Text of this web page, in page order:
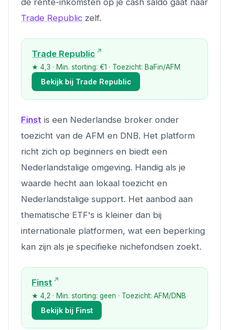
Trade Republic zelf.
Trade Republic
★ 4,3 · Min. storting: €1 · Toezicht: BaFin/AFM
Bekijk bij Trade Republic
Finst is een Nederlandse broker onder
toezicht van de AFM en DNB. Het platform
richt zich op beginners en biedt een
Nederlandstalige omgeving. Handig als je
waarde hecht aan lokaal toezicht en
Nederlandstalige support. Het aanbod aan
thematische ETF's is kleiner dan bij
internationale platformen, wat een beperking
kan zijn als je specifieke nichefondsen zoekt.
Finst
★ 4,2 · Min. storting: geen · Toezicht: AFM/DNB
Bekijk bij Finst